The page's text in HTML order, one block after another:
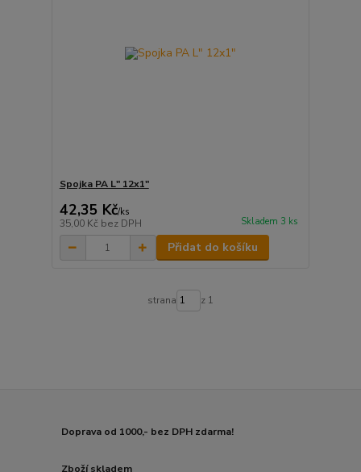
Spojka PA L" 12x1"
42,35 Kč/ks
35,00 Kč bez DPH Skladem 3 ks
Přidat do košíku
strana z 1
Doprava od 1000,- bez DPH zdarma!
Zboží skladem